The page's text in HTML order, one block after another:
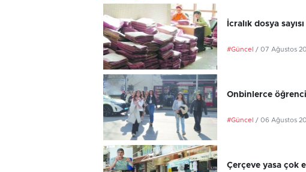
İcralık dosya
#Güncel / 07 Ağustos
Onbinlerce öğrenci
#Güncel / 06 Ağustos
Çerçeve yasa çok